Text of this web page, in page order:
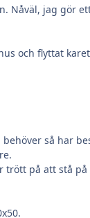
Nåväl, jag gör
och flyttat
så har
trött på att stå på